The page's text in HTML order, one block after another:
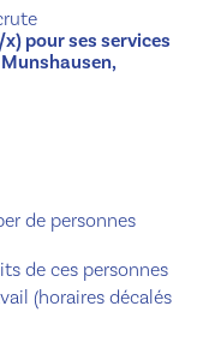
x) pour ses services
de personnes
de ces personnes
(horaires décalés